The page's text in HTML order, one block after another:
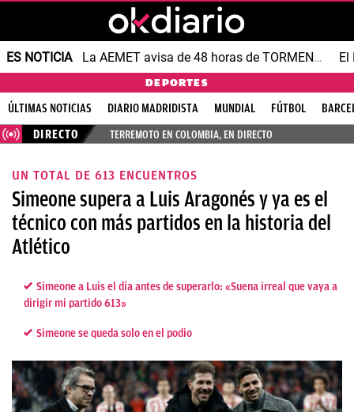
ES NOTICIA La AEMET avisa de 48 horas de TORMENTAS y GRANIZO
DEPORTES
ÚLTIMAS NOTICIAS DIARIO MADRIDISTA MUNDIAL FÚTBOL
DIRECTO
TERREMOTO EN COLOMBIA, EN DIRECTO
UN TOTAL DE 613 ENCUENTROS
Simeone supera a Luis Aragonés y ya es el
técnico con más partidos en la historia del
Atlético
Simeone a Luis el día antes de superarlo: «Suena irreal que vaya a
dirigir mi partido 613»
Simeone se queda solo en el podio